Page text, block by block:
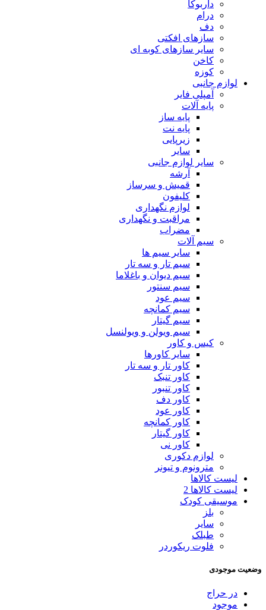
داربوکا
درام
دف
سازهای افکتی
سایر سازهای کوبه ای
کاخن
کوزه
لوازم جانبی
آمپلی فایر
پایه آلات
پایه ساز
پایه نت
زیرپایی
سایر
سایر لوازم جانبی
آرشه
قمیش و سرساز
کلیفون
لوازم نگهداری
مراقبت و نگهداری
مضراب
سیم آلات
سایر سیم ها
سیم تار و سه تار
سیم دیوان و باغلاما
سیم سنتور
سیم عود
سیم کمانچه
سیم گیتار
سیم ویولن و ویولنسل
کیس و کاور
سایر کاورها
کاور تار و سه تار
کاور تنبک
کاور تنبور
کاور دف
کاور عود
کاور کمانچه
کاور گیتار
کاور نی
لوازم دکوری
مترونوم و تیونر
لیست کالاها
لیست کالاها 2
موسیقی کودک
بلز
سایر
طبلک
فلوت ریکوردر
وضعیت موجودی
در حراج
موجود